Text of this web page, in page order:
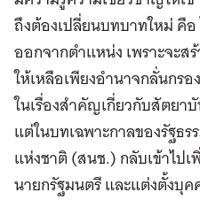
ถึงต้องเปลี่ยนบทบาทใหม่ คื
ออกจากตำแหน่ง เพราะจะ
ให้เหลือเพียงอำนาจกลั่นกร
ในเรื่องสำคัญเกี่ยวกับสัตย
แต่ในบทเฉพาะกาลของรัฐ
แห่งชาติ (สนช.) กลับเข้าไป
นายกรัฐมนตรี และแต่งตั้งบุค